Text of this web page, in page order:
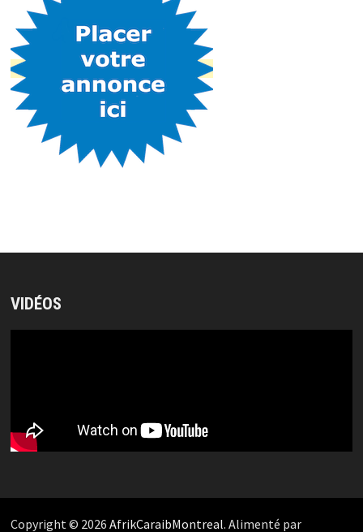
VIDÉOS
Copyright © 2026 AfrikCaraibMontreal. Alimenté par